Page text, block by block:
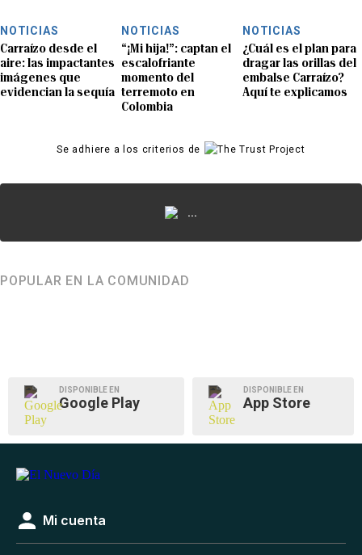
NOTICIAS
Carraízo desde el
aire: las impactantes
imágenes que
evidencian la sequía
NOTICIAS
“¡Mi hija!”: captan el
escalofriante
momento del
terremoto en
Colombia
NOTICIAS
¿Cuál es el plan para
dragar las orillas del
embalse Carraízo?
Aquí te explicamos
Se adhiere a los criterios de
...
POPULAR EN LA COMUNIDAD
DISPONIBLE EN
Google Play
DISPONIBLE EN
App Store
Mi cuenta